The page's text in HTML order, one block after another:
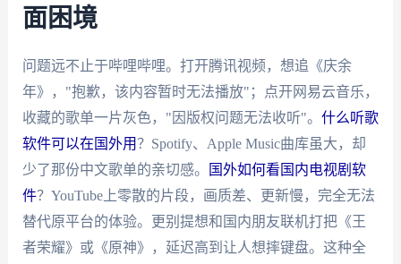
面困境
问题远不止于哔哩哔哩。打开腾讯视频，想追《庆余
年》，"抱歉，该内容暂时无法播放"；点开网易云音乐，
收藏的歌单一片灰色，"因版权问题无法收听"。 什么听歌
软件可以在国外用？Spotify、Apple Music曲库虽大，却
少了那份中文歌单的亲切感。
国外如何看国内电视剧软
件？YouTube上零散的片段，画质差、更新慢，完全无法
替代原平台的体验。更别提想和国内朋友联机打把《王
者荣耀》或《原神》，延迟高到让人想摔键盘。这种全